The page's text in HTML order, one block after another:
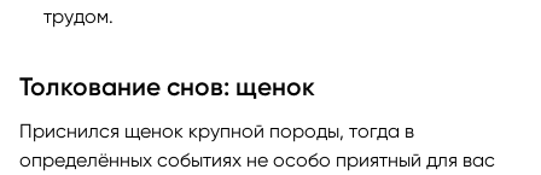
трудом.
Толкование снов: щенок
Приснился щенок крупной породы, тогда в
определённых событиях не особо приятный для вас